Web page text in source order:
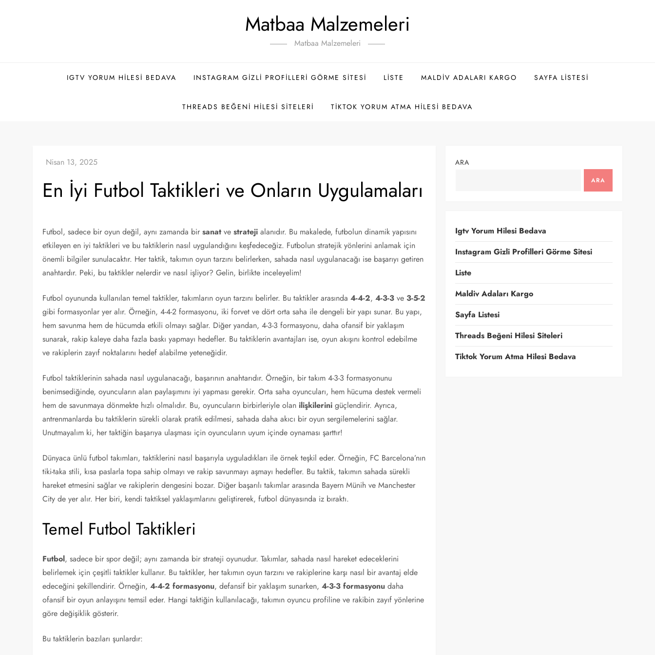
Matbaa Malzemeleri
Matbaa Malzemeleri
IGTV YORUM HILESI BEDAVA INSTAGRAM GIZLI PROFILLERI GÖRME SITESI LISTE MALDIV ADALARI KARGO SAYFA LISTESI
THREADS BEĞENI HILESI SITELERI TIKTOK YORUM ATMA HILESI BEDAVA
En İyi Futbol Taktikleri ve Onların Uygulamaları
Futbol, sadece bir oyun değil, aynı zamanda birsanat vestrateji alanıdır. Bu makalede, futbolun dinamik yapısını
etkileyen en iyi taktikleri ve bu taktiklerin nasıl uygulandığını keşfedeceğiz. Futbolun stratejik yönlerini anlamak için
önemli bilgiler sunulacaktır. Her taktik, takımın oyun tarzını belirlerken, sahada nasıl uygulanacağı ise başarıyı getiren
anahtardır. Peki, bu taktikler nelerdir ve nasıl işliyor? Gelin, birlikte inceleyelim!
Futbol oyununda kullanılan temel taktikler, takımların oyun tarzını belirler. Bu taktikler arasında4-4-2,4-3-3 ve 3-5-2
gibi formasyonlar yer alır. Örneğin, 4-4-2 formasyonu, iki forvet ve dört orta saha ile dengeli bir yapı sunar. Bu yapı,
hem savunma hem de hücumda etkili olmayı sağlar. Diğer yandan, 4-3-3 formasyonu, daha ofansif bir yaklaşım
sunarak, rakip kaleye daha fazla baskı yapmayı hedefler. Bu taktiklerin avantajları ise, oyun akışını kontrol edebilme
ve rakiplerin zayıf noktalarını hedef alabilme yeteneğidir.
Futbol taktiklerinin sahada nasıl uygulanacağı, başarının anahtarıdır. Örneğin, bir takım 4-3-3 formasyonunu
benimsediğinde, oyuncuların alan paylaşımını iyi yapması gerekir. Orta saha oyuncuları, hem hücuma destek vermeli
hem de savunmaya dönmekte hızlı olmalıdır. Bu, oyuncuların birbirleriyle olan ilişkilerini güçlendirir. Ayrıca,
antrenmanlarda bu taktiklerin sürekli olarak pratik edilmesi, sahada daha akıcı bir oyun sergilemelerini sağlar.
Unutmayalım ki, her taktiğin başarıya ulaşması için oyuncuların uyum içinde oynaması şarttır!
Dünyaca ünlü futbol takımları, taktiklerini nasıl başarıyla uyguladıkları ile örnek teşkil eder. Örneğin, FC Barcelona’nın
tiki-taka stili, kısa paslarla topa sahip olmayı ve rakip savunmayı aşmayı hedefler. Bu taktik, takımın sahada sürekli
hareket etmesini sağlar ve rakiplerin dengesini bozar. Diğer başarılı takımlar arasında Bayern Münih ve Manchester
City de yer alır. Her biri, kendi taktiksel yaklaşımlarını geliştirerek, futbol dünyasında iz bıraktı.
Temel Futbol Taktikleri
Futbol, sadece bir spor değil; aynı zamanda bir strateji oyunudur. Takımlar, sahada nasıl hareket edeceklerini
belirlemek için çeşitli taktikler kullanır. Bu taktikler, her takımın oyun tarzını ve rakiplerine karşı nasıl bir avantaj elde
edeceğini şekillendirir. Örneğin,4-4-2 formasyonu, defansif bir yaklaşım sunarken,4-3-3 formasyonu daha
ofansif bir oyun anlayışını temsil eder. Hangi taktiğin kullanılacağı, takımın oyuncu profiline ve rakibin zayıf yönlerine
göre değişiklik gösterir.
Bu taktiklerin bazıları şunlardır:
ARA
ARA
Igtv Yorum Hilesi Bedava
Instagram Gizli Profilleri Görme Sitesi
Liste
Maldiv Adaları Kargo
Sayfa Listesi
Threads Beğeni Hilesi Siteleri
Tiktok Yorum Atma Hilesi Bedava